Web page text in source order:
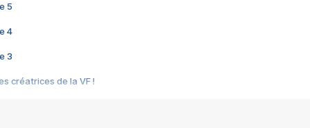
5
4
3
créatrices de la VF !